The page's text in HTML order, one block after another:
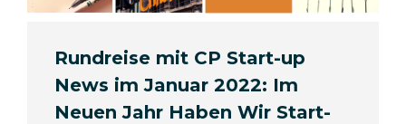
Rundreise mit CP Start-up
News im Januar 2022: Im
Neuen Jahr Haben Wir Start-